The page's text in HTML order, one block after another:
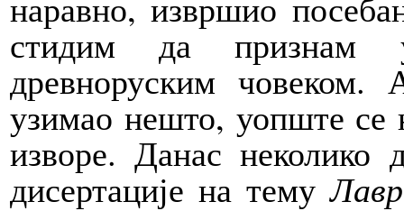
стидим да признам
древноруским човеком.
узимао нешто, уопште се
изворе. Данас неколико
дисертације на тему